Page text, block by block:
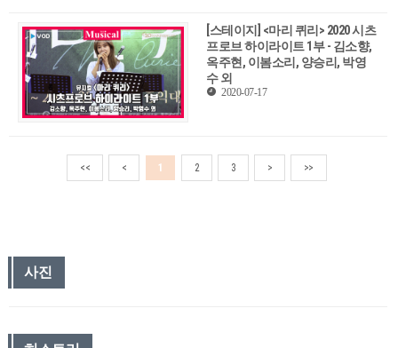
[스테이지] <마리 퀴리> 2020 시츠
프로브 하이라이트 1부 - 김소향,
옥주현, 이봄소리, 양승리, 박영
수 외
2020-07-17
<< < 1 2 3 > >>
사진